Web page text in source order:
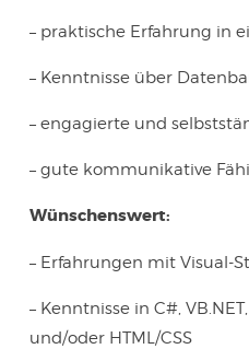
– praktische Erfahrung in
– Kenntnisse über
– engagierte und
– gute kommunikative
Wünschenswert:
– Erfahrungen mit Visual-
– Kenntnisse in C#,
und/oder HTML/CSS